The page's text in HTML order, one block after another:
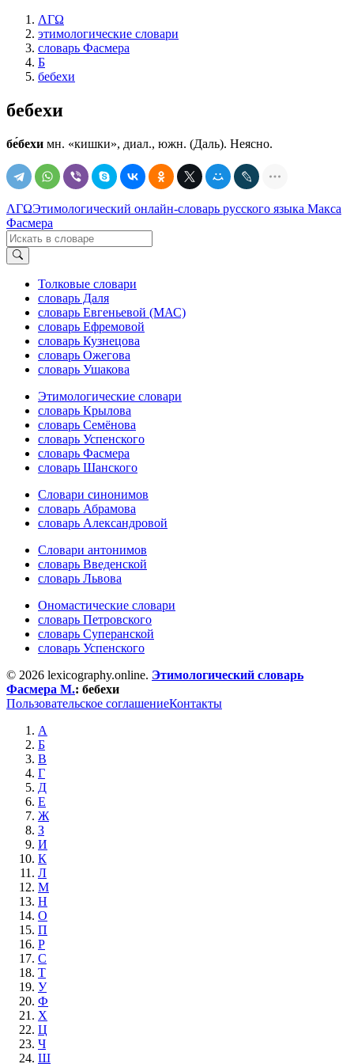
ΛΓΩ
этимологические словари
словарь Фасмера
Б
бебехи
бебехи
бе́бехи мн. «кишки», диал., южн. (Даль). Неясно.
ΛΓΩЭтимологический онлайн-словарь русского языка Макса
Фасмера
Толковые словари
словарь Даля
словарь Евгеньевой (МАС)
словарь Ефремовой
словарь Кузнецова
словарь Ожегова
словарь Ушакова
Этимологические словари
словарь Крылова
словарь Семёнова
словарь Успенского
словарь Фасмера
словарь Шанского
Словари синонимов
словарь Абрамова
словарь Александровой
Словари антонимов
словарь Введенской
словарь Львова
Ономастические словари
словарь Петровского
словарь Суперанской
словарь Успенского
© 2026 lexicography.online. Этимологический словарь
Фасмера М.: бебехи
Пользовательское соглашениеКонтакты
А
Б
В
Г
Д
Е
Ж
З
И
К
Л
М
Н
О
П
Р
С
Т
У
Ф
Х
Ц
Ч
Ш